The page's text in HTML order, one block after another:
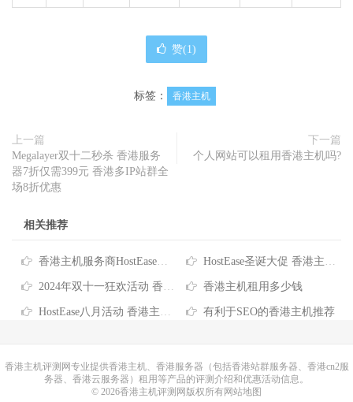
赞(1)
标签： 香港主机
上一篇
Megalayer双十二秒杀 香港服务
器7折仅需399元 香港多IP站群全
场8折优惠
下一篇
个人网站可以租用香港主机吗?
相关推荐
香港主机服务商HostEase推出2026年度六折优惠码 HostEase圣诞大促 香港主机六折优惠低至$3.57/月 买独服最高送256IP
2024年双十一狂欢活动 香港服务器/主机/VPS优惠信息汇总 香港主机租用多少钱
HostEase八月活动 香港主机6折优惠 VPS云主机$5.99元起 有利于SEO的香港主机推荐
香港主机评测网专业提供香港主机、香港服务器（包括香港站群服务器、香港cn2服
务器、香港云服务器）租用等产品的评测介绍和优惠活动信息。
© 2026香港主机评测网版权所有网站地图